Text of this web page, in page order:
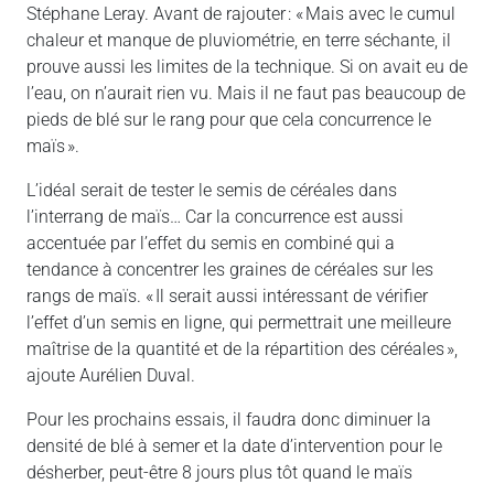
Stéphane Leray. Avant de rajouter : « Mais avec le cumul
chaleur et manque de pluviométrie, en terre séchante, il
prouve aussi les limites de la technique. Si on avait eu de
l’eau, on n’aurait rien vu. Mais il ne faut pas beaucoup de
pieds de blé sur le rang pour que cela concurrence le
maïs ».
L’idéal serait de tester le semis de céréales dans
l’interrang de maïs… Car la concurrence est aussi
accentuée par l’effet du semis en combiné qui a
tendance à concentrer les graines de céréales sur les
rangs de maïs. « Il serait aussi intéressant de vérifier
l’effet d’un semis en ligne, qui permettrait une meilleure
maîtrise de la quantité et de la répartition des céréales »,
ajoute Aurélien Duval.
Pour les prochains essais, il faudra donc diminuer la
densité de blé à semer et la date d’intervention pour le
désherber, peut-être 8 jours plus tôt quand le maïs